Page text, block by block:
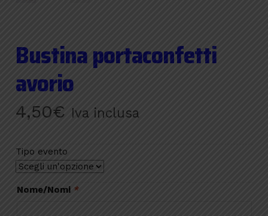
Bustina portaconfetti
avorio
4,50€ Iva inclusa
Tipo evento
Nome/Nomi *